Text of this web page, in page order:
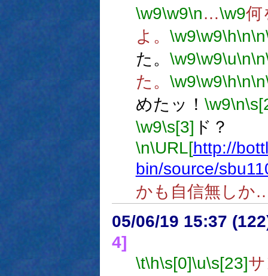
\w9\w9\n…\w9何
よ。 \w9\w9\h\n\n
た。 \w9\w9\u\n\n
た。 \w9\w9\h\n\n
めたッ！ \w9\n
\w9\s[3] ド？
\n\URL[http://
bin/source/
かも自信無しか
05/06/19 15:37
4]
\t\h\s[0]\u\s[23]